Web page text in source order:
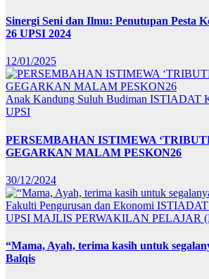
Sinergi Seni dan Ilmu: Penutupan Pesta
26 UPSI 2024
12/01/2025
Anak Kandung Suluh Budiman ISTIADAT
UPSI
PERSEMBAHAN ISTIMEWA
GEGARKAN MALAM PESKON26
30/12/2024
Fakulti Pengurusan dan Ekonomi
UPSI MAJLIS PERWAKILAN PELAJAR
“Mama, Ayah, terima kasih untuk
Balqis